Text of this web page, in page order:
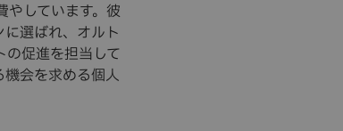
やしています。彼
選ばれ、オルト
促進を担当して
会を求める個人